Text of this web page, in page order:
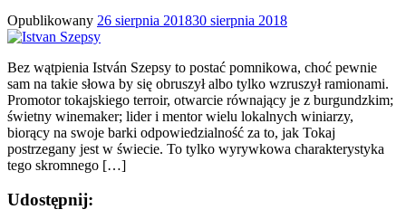
Opublikowany 26 sierpnia 201830 sierpnia 2018
Bez wątpienia István Szepsy to postać pomnikowa, choć pewnie
sam na takie słowa by się obruszył albo tylko wzruszył ramionami.
Promotor tokajskiego terroir, otwarcie równający je z burgundzkim;
świetny winemaker; lider i mentor wielu lokalnych winiarzy,
biorący na swoje barki odpowiedzialność za to, jak Tokaj
postrzegany jest w świecie. To tylko wyrywkowa charakterystyka
tego skromnego […]
Udostępnij: